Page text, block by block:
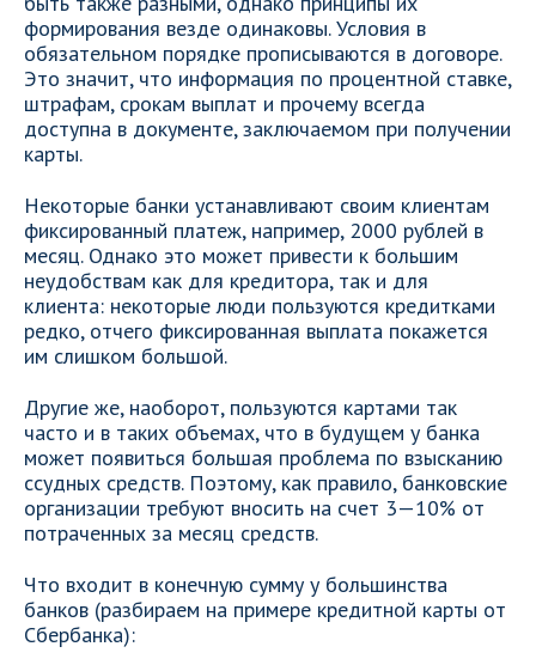
формирования везде одинаковы. Условия в
обязательном порядке прописываются в договоре.
Это значит, что информация по процентной ставке,
штрафам, срокам выплат и прочему всегда
доступна в документе, заключаемом при получении
карты.
Некоторые банки устанавливают своим клиентам
фиксированный платеж, например, 2000 рублей в
месяц. Однако это может привести к большим
неудобствам как для кредитора, так и для
клиента: некоторые люди пользуются кредитками
редко, отчего фиксированная выплата покажется
им слишком большой.
Другие же, наоборот, пользуются картами так
часто и в таких объемах, что в будущем у банка
может появиться большая проблема по взысканию
ссудных средств. Поэтому, как правило, банковские
организации требуют вносить на счет 3—10% от
потраченных за месяц средств.
Что входит в конечную сумму у большинства
банков (разбираем на примере кредитной карты от
Сбербанка):